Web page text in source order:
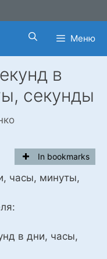
Меню
в
секунды
In bookmarks
часы, минуты,
в дни, часы,